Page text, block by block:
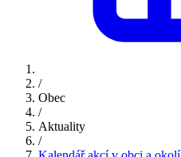
/
Obec
/
Aktuality
/